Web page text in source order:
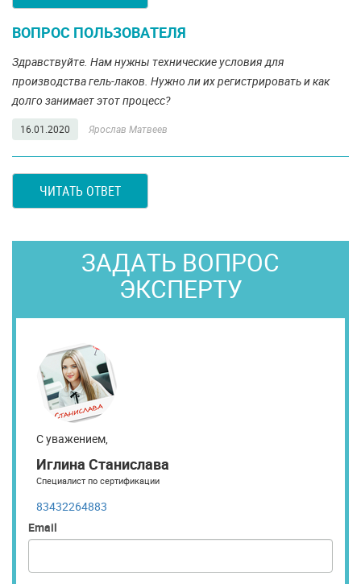
ВОПРОС ПОЛЬЗОВАТЕЛЯ
Здравствуйте. Нам нужны технические условия для
производства гель-лаков. Нужно ли их регистрировать и как
долго занимает этот процесс?
16.01.2020 Ярослав Матвеев
ЧИТАТЬ ОТВЕТ
ЗАДАТЬ ВОПРОС
ЭКСПЕРТУ
С уважением,
Иглина Станислава
Специалист по сертификации
83432264883
Email